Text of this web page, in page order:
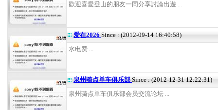
歡迎喜愛登山的朋友一同分享討論出遊 ...
爱在2026 Since : (2012-09-14 16:40:58)
水电费 ...
泉州骑点单车俱乐部 Since : (2012-12-31 12:22:31)
泉州骑点单车俱乐部会员交流论坛 ...